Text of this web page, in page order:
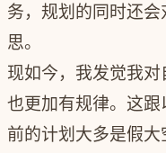
务，规划的同时还
思。
现如今，我发觉我
也更加有规律。这
前的计划大多是假大